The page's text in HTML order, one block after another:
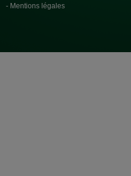
- Mentions légales